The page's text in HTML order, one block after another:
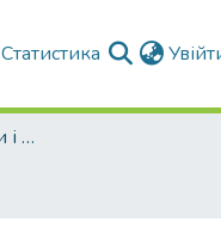
Статистика
Факультет Енергетики і комп'ютерних технологій